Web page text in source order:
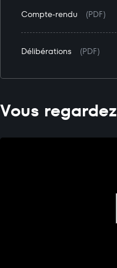
Compte-rendu (PDF)
Délibérations (PDF)
Vous regardez